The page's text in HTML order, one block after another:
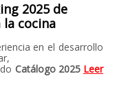
2025 de
la cocina
en el desarrollo
Catálogo 2025 Leer